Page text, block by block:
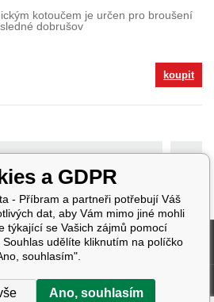
kotoučem je určen pro broušení
dobrušov
koupit
>
a GDPR
- Příbram a partneři potřebují Váš
dat, aby Vám mimo jiné mohli
týkající se Vašich zájmů pomocí
udělíte kliknutím na políčko
souhlasím".
Ano, souhlasím